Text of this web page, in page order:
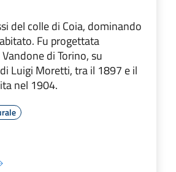
del colle di Coia, dominando
Fu progettata
di Torino, su
Luigi Moretti, tra il 1897 e il
nel 1904.